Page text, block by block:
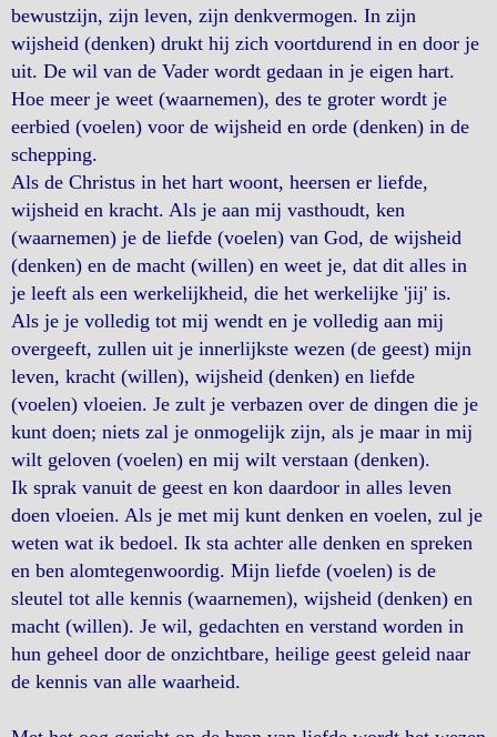
bewustzijn, zijn leven, zijn denkvermogen. In zijn
wijsheid (denken) drukt hij zich voortdurend in en door je
uit. De wil van de Vader wordt gedaan in je eigen hart.
Hoe meer je weet (waarnemen), des te groter wordt je
eerbied (voelen) voor de wijsheid en orde (denken) in de
schepping.
Als de Christus in het hart woont, heersen er liefde,
wijsheid en kracht. Als je aan mij vasthoudt, ken
(waarnemen) je de liefde (voelen) van God, de wijsheid
(denken) en de macht (willen) en weet je, dat dit alles in
je leeft als een werkelijkheid, die het werkelijke 'jij' is.
Als je je volledig tot mij wendt en je volledig aan mij
overgeeft, zullen uit je innerlijkste wezen (de geest) mijn
leven, kracht (willen), wijsheid (denken) en liefde
(voelen) vloeien. Je zult je verbazen over de dingen die je
kunt doen; niets zal je onmogelijk zijn, als je maar in mij
wilt geloven (voelen) en mij wilt verstaan (denken).
Ik sprak vanuit de geest en kon daardoor in alles leven
doen vloeien. Als je met mij kunt denken en voelen, zul je
weten wat ik bedoel. Ik sta achter alle denken en spreken
en ben alomtegenwoordig. Mijn liefde (voelen) is de
sleutel tot alle kennis (waarnemen), wijsheid (denken) en
macht (willen). Je wil, gedachten en verstand worden in
hun geheel door de onzichtbare, heilige geest geleid naar
de kennis van alle waarheid.